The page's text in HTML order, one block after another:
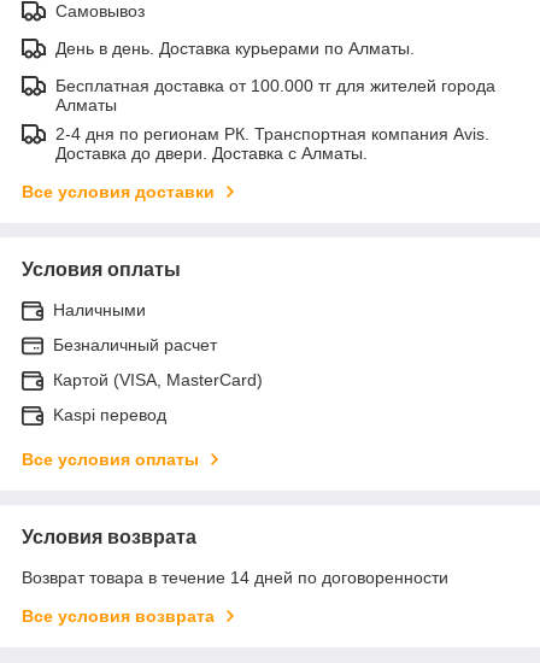
Самовывоз
День в день. Доставка курьерами по Алматы.
Бесплатная доставка от 100.000 тг для жителей города
Алматы
2-4 дня по регионам РК. Транспортная компания Avis.
Доставка до двери. Доставка с Алматы.
Все условия доставки
Условия оплаты
Наличными
Безналичный расчет
Картой (VISA, MasterCard)
Kaspi перевод
Все условия оплаты
Условия возврата
Возврат товара в течение 14 дней по договоренности
Все условия возврата